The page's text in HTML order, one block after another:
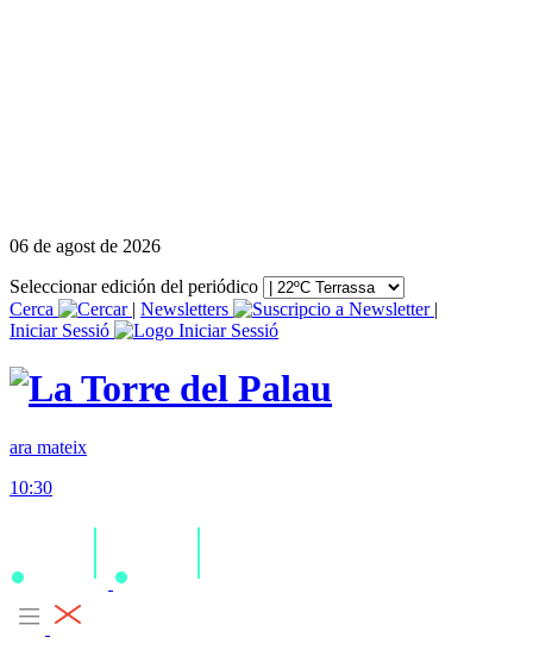
06 de agost de 2026
Seleccionar edición del periódico
Cerca
| Newsletters
|
Iniciar Sessió
ara mateix
10:30